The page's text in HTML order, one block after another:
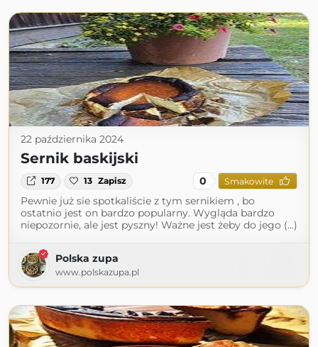
22 października 2024
Sernik baskijski
177 13 Zapisz 0 Smakowite
Pewnie już sie spotkaliście z tym sernikiem , bo
ostatnio jest on bardzo popularny. Wygląda bardzo
niepozornie, ale jest pyszny! Ważne jest żeby do jego (...)
Polska zupa
www.polskazupa.pl